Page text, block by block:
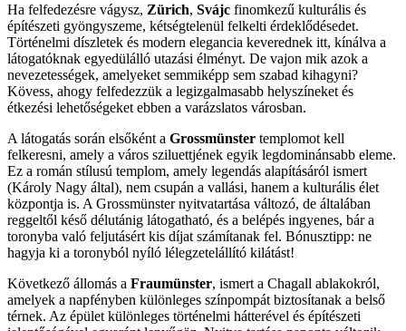
Ha felfedezésre vágysz, Zürich, Svájc finomkezű kulturális és
építészeti gyöngyszeme, kétségtelenül felkelti érdeklődésedet.
Történelmi díszletek és modern elegancia keverednek itt, kínálva a
látogatóknak egyedülálló utazási élményt. De vajon mik azok a
nevezetességek, amelyeket semmiképp sem szabad kihagyni?
Kövess, ahogy felfedezzük a legizgalmasabb helyszíneket és
étkezési lehetőségeket ebben a varázslatos városban.
A látogatás során elsőként a Grossmünster templomot kell
felkeresni, amely a város sziluettjének egyik legdominánsabb eleme.
Ez a román stílusú templom, amely legendás alapításáról ismert
(Károly Nagy által), nem csupán a vallási, hanem a kulturális élet
központja is. A Grossmünster nyitvatartása változó, de általában
reggeltől késő délutánig látogatható, és a belépés ingyenes, bár a
toronyba való feljutásért kis díjat számítanak fel. Bónusztipp: ne
hagyja ki a toronyból nyíló lélegzetelállító kilátást!
Következő állomás a Fraumünster, ismert a Chagall ablakokról,
amelyek a napfényben különleges színpompát biztosítanak a belső
térnek. Az épület különleges történelmi hátterével és építészeti